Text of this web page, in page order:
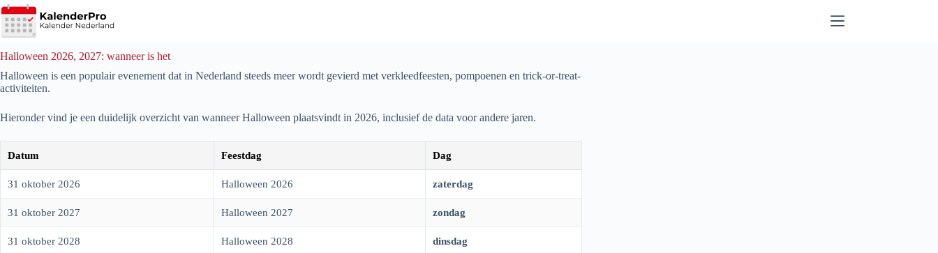
Ga
naar
de
Halloween 2026, 2027: wanneer is het
Halloween is een populair evenement dat in Nederland steeds meer wordt gevierd met verkleedfeesten, pompoenen en trick-or-treat-
activiteiten.
Hieronder vind je een duidelijk overzicht van wanneer Halloween plaatsvindt in 2026, inclusief de data voor andere jaren.
Datum Feestdag Dag
31 oktober 2026 Halloween 2026 zaterdag
31 oktober 2027 Halloween 2027 zondag
31 oktober 2028 Halloween 2028 dinsdag